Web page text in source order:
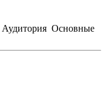
Аудитория Основные